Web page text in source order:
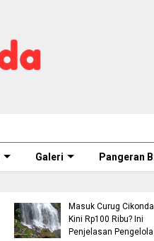
Galeri Pangeran
Masuk Curug
Kini Rp100 Ribu? Ini
Penjelasan Pengelola